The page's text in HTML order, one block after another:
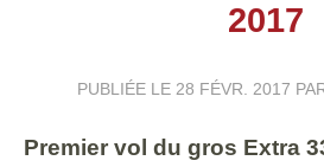
2017
PUBLIÉE LE 28 FÉVR. 2017
Premier vol du gros Extra